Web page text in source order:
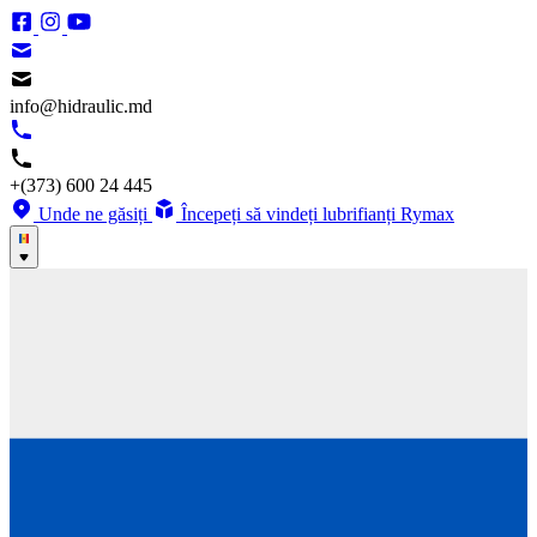
info@hidraulic.md
+(373) 600 24 445
Unde ne găsiți
Începeți să vindeți lubrifianți Rymax